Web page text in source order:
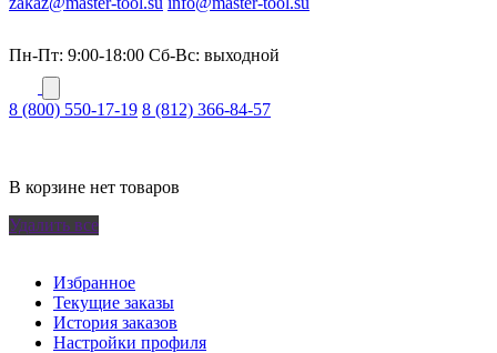
Пн-Пт: 9:00-18:00 Cб-Вс: выходной
8 (800) 550-17-19 8 (812) 366-84-57
В корзине нет товаров
Удалить все
Избранное
Текущие заказы
История заказов
Настройки профиля